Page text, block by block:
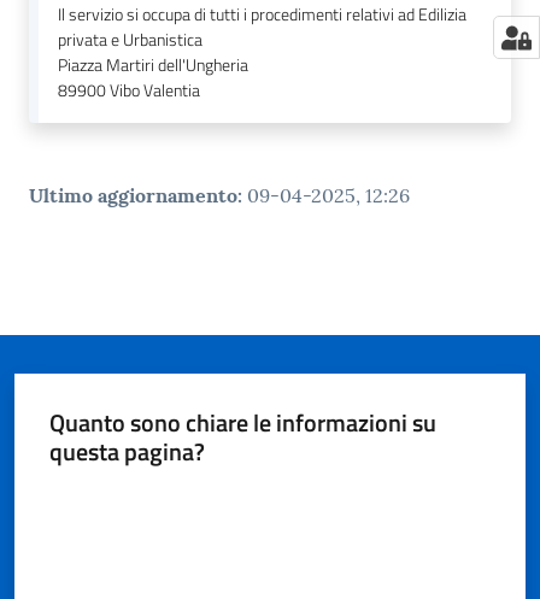
Il servizio si occupa di tutti i procedimenti relativi ad Edilizia
privata e Urbanistica
Piazza Martiri dell'Ungheria
89900Vibo Valentia
Ultimo aggiornamento: 09-04-2025, 12:26
Quanto sono chiare le informazioni su
questa pagina?